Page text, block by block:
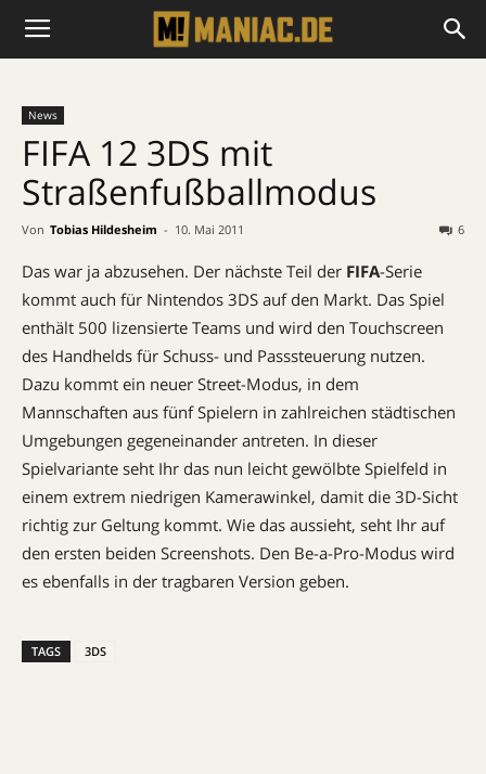
News
FIFA 12 3DS mit
Straßenfußballmodus
Von Tobias Hildesheim - 10. Mai 2011 6
Das war ja abzusehen. Der nächste Teil der FIFA-Serie
kommt auch für Nintendos 3DS auf den Markt. Das Spiel
enthält 500 lizensierte Teams und wird den Touchscreen
des Handhelds für Schuss- und Passsteuerung nutzen.
Dazu kommt ein neuer Street-Modus, in dem
Mannschaften aus fünf Spielern in zahlreichen städtischen
Umgebungen gegeneinander antreten. In dieser
Spielvariante seht Ihr das nun leicht gewölbte Spielfeld in
einem extrem niedrigen Kamerawinkel, damit die 3D-Sicht
richtig zur Geltung kommt. Wie das aussieht, seht Ihr auf
den ersten beiden Screenshots. Den Be-a-Pro-Modus wird
es ebenfalls in der tragbaren Version geben.
TAGS 3DS